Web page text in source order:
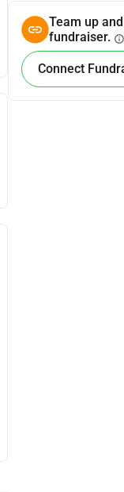
Team up
fundraiser. info
Connect